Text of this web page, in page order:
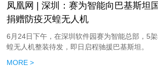
凤凰网 | 深圳：赛为智能向巴基斯坦
捐赠防疫灭蝗无人机
6月24日下午，在深圳软件园赛为智能总部，5
蝗无人机整装待发，即日启程驰援巴基斯坦。
MORE >